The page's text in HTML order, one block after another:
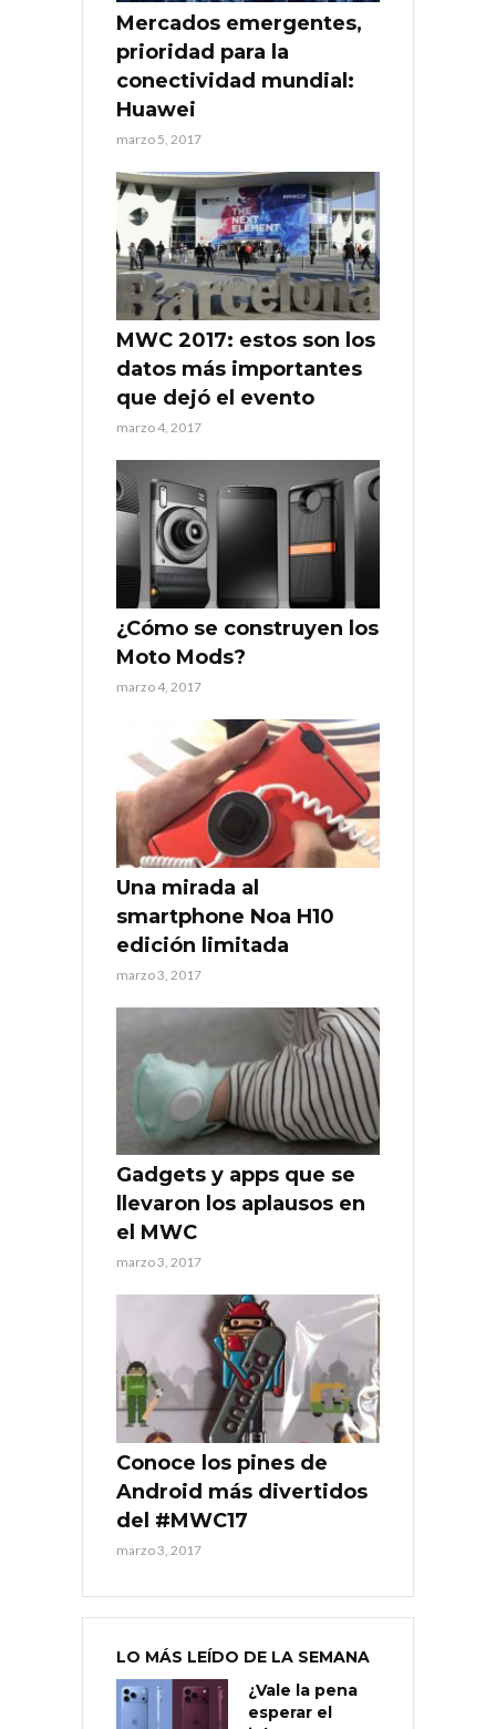
Mercados emergentes,
prioridad para la
conectividad mundial:
Huawei
marzo 5, 2017
MWC 2017: estos son los
datos más importantes
que dejó el evento
marzo 4, 2017
¿Cómo se construyen los
Moto Mods?
marzo 4, 2017
Una mirada al
smartphone Noa H10
edición limitada
marzo 3, 2017
Gadgets y apps que se
llevaron los aplausos en
el MWC
marzo 3, 2017
Conoce los pines de
Android más divertidos
del #MWC17
marzo 3, 2017
LO MÁS LEÍDO DE LA SEMANA
¿Vale la pena
esperar el